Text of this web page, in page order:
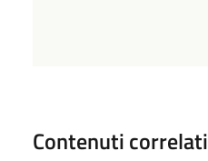
Contenuti correlati